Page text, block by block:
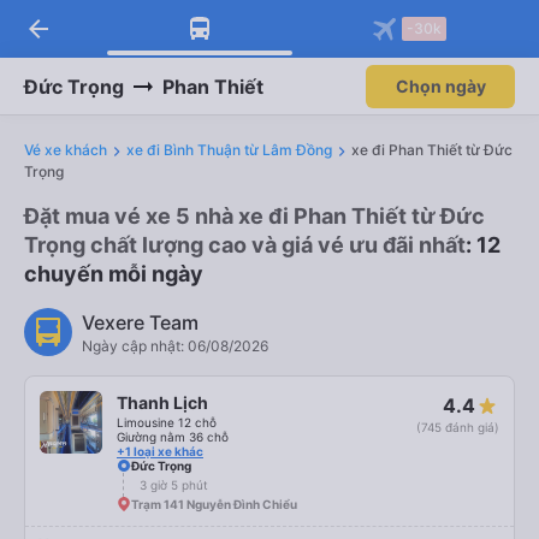
arrow_back -30k
Đức Trọng Phan Thiết Chọn ngày
Vé xe khách xe đi Bình Thuận từ Lâm Đồng
xe đi Phan Thiết từ Đức
Trọng
Đặt mua vé xe 5 nhà xe đi Phan Thiết từ Đức
Trọng chất lượng cao và giá vé ưu đãi nhất: 12
chuyến mỗi ngày
Vexere Team
Ngày cập nhật: 06/08/2026
Thanh Lịch
Limousine 12 chỗ
Giường nằm 36 chỗ
+1 loại xe khác
4.4
(745 đánh giá)
Đức Trọng
3 giờ 5 phút
Trạm 141 Nguyễn Đình Chiểu